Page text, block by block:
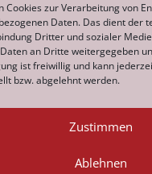
Cookies zur Verarbeitung von
Daten. Das dient der
Dritter und sozialer
an Dritte weitergegeben
ist freiwillig und kann
bzw. abgelehnt werden.
Zustimmen
Ablehnen
Impressum